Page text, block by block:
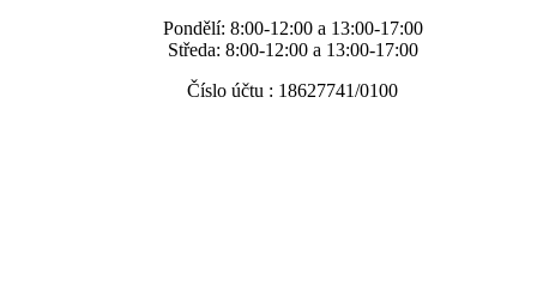
Pondělí: 8:00-12:00 a 13:00-17:00
Středa: 8:00-12:00 a 13:00-17:00
Číslo účtu : 18627741/0100